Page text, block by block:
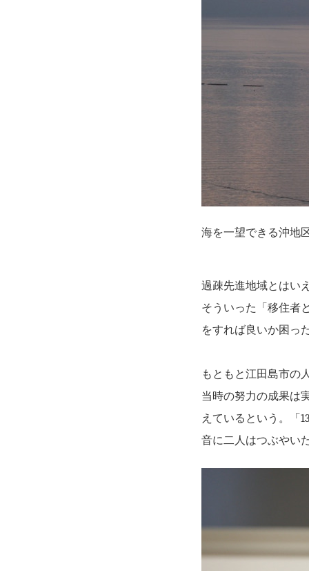
海を一望できる沖地
過疎先進地域とはい
そういった「移住者
をすれば良いか困っ
もともと江田島市の
当時の努力の成果は
えているという。「
音に二人はつぶやい